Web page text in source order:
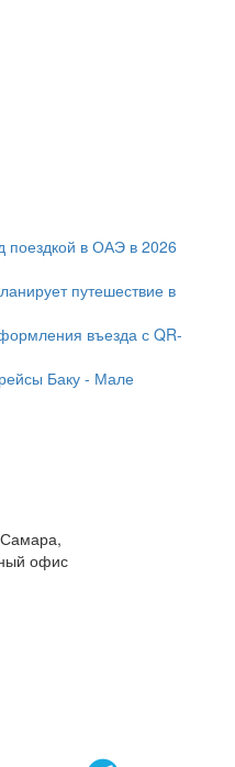
поездкой в ОАЭ в 2026
путешествие в
въезда с QR-
Баку - Мале
офис